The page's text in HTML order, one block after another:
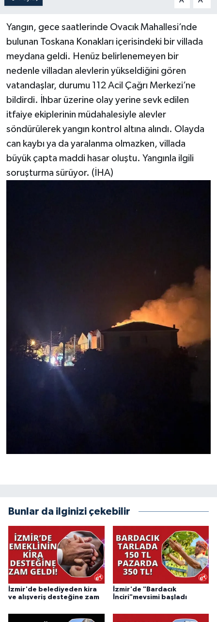
Yangın, gece saatlerinde Ovacık Mahallesi’nde
bulunan Toskana Konakları içerisindeki bir villada
meydana geldi. Henüz belirlenemeyen bir
nedenle villadan alevlerin yükseldiğini gören
vatandaşlar, durumu 112 Acil Çağrı Merkezi’ne
bildirdi. İhbar üzerine olay yerine sevk edilen
itfaiye ekiplerinin müdahalesiyle alevler
söndürülerek yangın kontrol altına alındı. Olayda
can kaybı ya da yaralanma olmazken, villada
büyük çapta maddi hasar oluştu. Yangınla ilgili
soruşturma sürüyor. (İHA)
Bunlar da ilginizi çekebilir
İzmir'de belediyeden kira
ve alışveriş desteğine zam
İzmir'de "Bardacık
İnciri"mevsimi başladı